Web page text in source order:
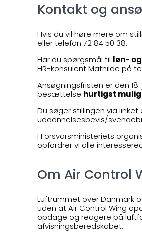
Kontakt og
Hvis du vil høre mere om
eller telefon 72 84 50 38.
Har du spørgsmål til løn-
HR-konsulent Mathilde på
Ansøgningsfristen er den
besættelse hurtigst
Du søger stillingen via
uddannelsesbevis/
I Forsvarsministeriets
opfordrer vi alle
Om Air Control
Luftrummet over Danmark
uden at Air Control Wing
opdage og reagere på
afvisningsberedskabet.